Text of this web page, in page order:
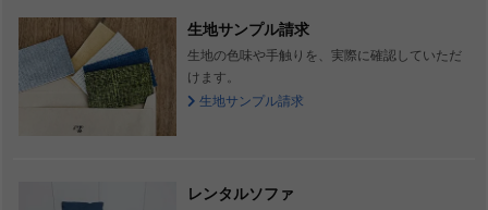
生地サンプル請求
生地の色味や手触りを、実際に確認していただ
けます。
生地サンプル請求
レンタルソファ